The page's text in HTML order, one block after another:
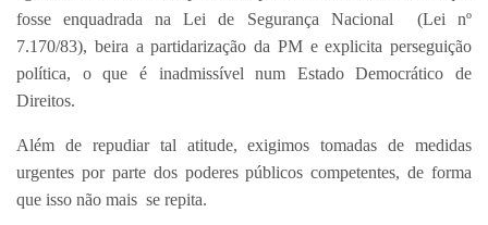
fosse enquadrada na Lei de Segurança Nacional (Lei nº
7.170/83), beira a partidarização da PM e explicita perseguição
política, o que é inadmissível num Estado Democrático de
Direitos.
Além de repudiar tal atitude, exigimos tomadas de medidas
urgentes por parte dos poderes públicos competentes, de forma
que isso não mais se repita.